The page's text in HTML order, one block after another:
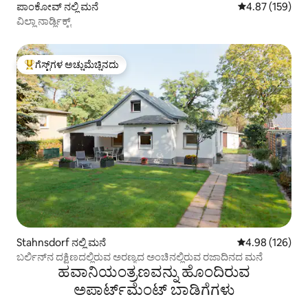
ಪಾಂಕೋವ್ ನಲ್ಲಿ ಮನೆ 5 ರಲ್ಲಿ 4.87
4.87 (159)
ವಿಲ್ಲಾ ನಾರ್ಡ್ಲಿಕ್ಟ್
ಗೆಸ್ಟ್‌ಗಳಿಗೆ ಅತಿ ಹೆಚ್ಚು ಅಚ್ಚುಮೆಚ್ಚಿನದು
ಗೆಸ್ಟ್‌ಗಳ ಅಚ್ಚುಮೆಚ್ಚಿನದು
Stahnsdorf ನಲ್ಲಿ ಮನೆ 5 ರಲ್ಲಿ 4.98
4.98 (126)
ಬರ್ಲಿನ್‌ನ ದಕ್ಷಿಣದಲ್ಲಿರುವ ಅರಣ್ಯದ ಅಂಚಿನಲ್ಲಿರುವ ರಜಾದಿನದ ಮನೆ
ಹವಾನಿಯಂತ್ರಣವನ್ನು ಹೊಂದಿರುವ
ಅಪಾರ್ಟ್‌ಮೆಂಟ್‌ ಬಾಡಿಗೆಗಳು